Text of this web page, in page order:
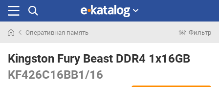
раньше
Оперативная память Фильтр
Kingston Fury Beast DDR4 1x16GB
KF426C16BB1/16